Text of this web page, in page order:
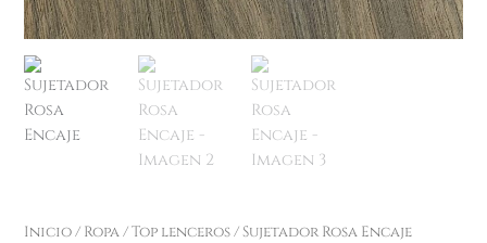
Inicio/ Ropa/Top lenceros/ Sujetador Rosa Encaje